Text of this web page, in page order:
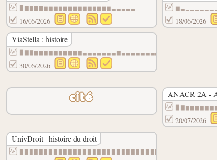
▉▇▇▇▇▆▆▆▆▆▆▆▆▆▆▆▆▆▆▃▃▃▃▃
16/06/2026 18/06/2026
ViaStella : histoire
▉▇▇▆▆▆▆▆▆▆▆▆▆▃▃▃▃▃▃▃▆▃▃▃▃▃▃▃▃▃
30/06/2026
cité ANACR 2A -
20/07/2026
UnivDroit : histoire du droit